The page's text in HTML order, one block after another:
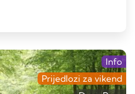
Info
Prijedlozi za vikend